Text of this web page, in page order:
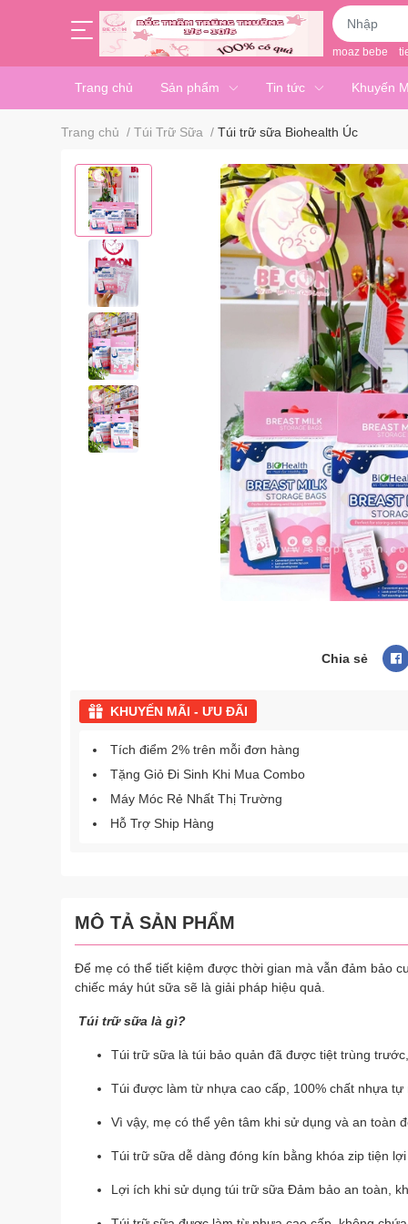
moaz bebe
Trang chủ Sản phẩm Tin tức Khuyến
Trang chủ / Túi Trữ Sữa / Túi trữ sữa Biohealth Úc
Chia sẻ
KHUYẾN MÃI - ƯU ĐÃI
Tích điểm 2% trên mỗi đơn hàng
Tặng Giỏ Đi Sinh Khi Mua Combo
Máy Móc Rẻ Nhất Thị Trường
Hỗ Trợ Ship Hàng
MÔ TẢ SẢN PHẨM
Để mẹ có thể tiết kiệm được thời gian mà vẫn đảm bảo
chiếc máy hút sữa sẽ là giải pháp hiệu quả.
Túi trữ sữa là gì?
Túi trữ sữa là túi bảo quản đã được tiệt trùng
Túi được làm từ nhựa cao cấp, 100% chất nhựa
Vì vậy, mẹ có thể yên tâm khi sử dụng và an toàn
Túi trữ sữa dễ dàng đóng kín bằng khóa zip tiện
Lợi ích khi sử dụng túi trữ sữa Đảm bảo an toàn,